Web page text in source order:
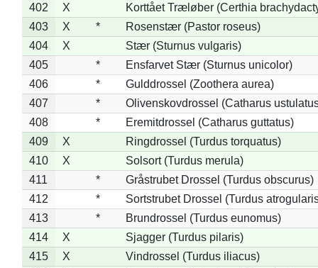
402
X
Korttået Træløber (Certhia
403
X *
Rosenstær (Pastor roseus)
404
X
Stær (Sturnus vulgaris)
405
*
Ensfarvet Stær (Sturnus unicolor)
406
*
Gulddrossel (Zoothera aurea)
407
*
Olivenskovdrossel (Catharus
408
*
Eremitdrossel (Catharus guttatus)
409
X
Ringdrossel (Turdus torquatus)
410
X
Solsort (Turdus merula)
411
*
Gråstrubet Drossel (Turdus obscurus)
412
*
Sortstrubet Drossel (Turdus
413
*
Brundrossel (Turdus eunomus)
414
X
Sjagger (Turdus pilaris)
415
X
Vindrossel (Turdus iliacus)